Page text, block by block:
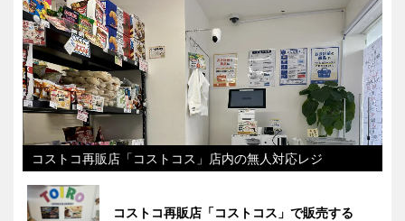
コストコ再販店「コストコス」店内の無人対応レジ
コストコ再販店「コストコス」で販売する